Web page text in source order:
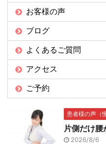
お客様の声
ブログ
よくあるご質問
アクセス
ご予約
患者様の声（
片側だけ
2026/8/6